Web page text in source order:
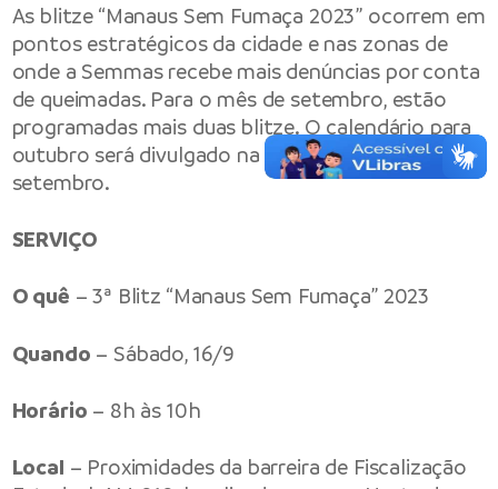
As blitze “Manaus Sem Fumaça 2023” ocorrem em
pontos estratégicos da cidade e nas zonas de
onde a Semmas recebe mais denúncias por conta
de queimadas. Para o mês de setembro, estão
programadas mais duas blitze. O calendário para
outubro será divulgado na última ação do mês de
setembro.
SERVIÇO
O quê – 3ª Blitz “Manaus Sem Fumaça” 2023
Quando – Sábado, 16/9
Horário – 8h às 10h
Local – Proximidades da barreira de Fiscalização